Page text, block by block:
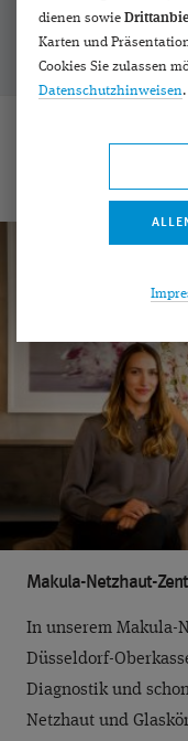
Makula-Netzhaut-
In unserem Makula-
Düsseldorf-
Diagnostik und
Netzhaut und
dienen sowie
Karten und
Cookies Sie zulassen
Datenschutzhinweisen.